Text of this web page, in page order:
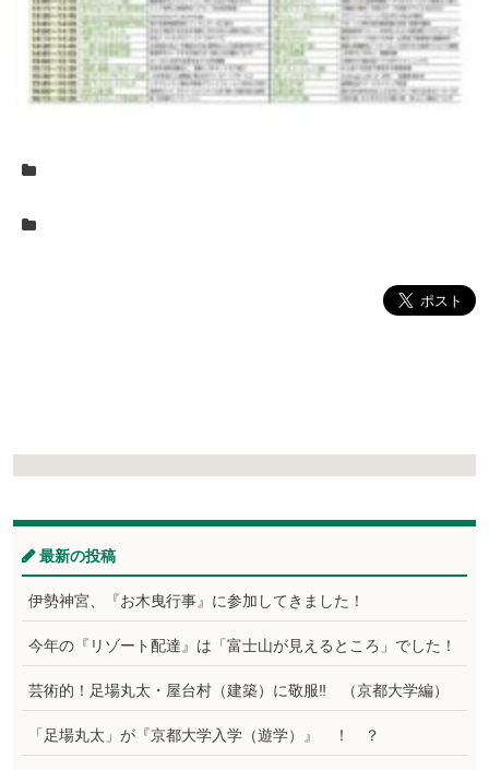
最新の投稿
伊勢神宮、『お木曳行事』に参加してきました！
今年の『リゾート配達』は「富士山が見えるところ」でした！
芸術的！足場丸太・屋台村（建築）に敬服‼ （京都大学編）
「足場丸太」が『京都大学入学（遊学）』 ！ ？